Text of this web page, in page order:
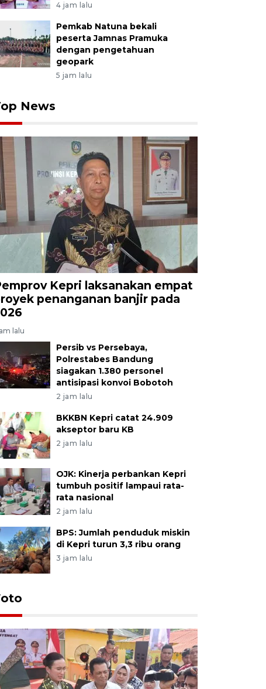
4 jam lalu
Pemkab Natuna bekali
peserta Jamnas Pramuka
dengan pengetahuan
geopark
5 jam lalu
News
Kepri laksanakan empat
penanganan banjir pada
lalu
Persib vs Persebaya,
Polrestabes Bandung
siagakan 1.380 personel
antisipasi konvoi Bobotoh
2 jam lalu
BKKBN Kepri catat 24.909
akseptor baru KB
2 jam lalu
OJK: Kinerja perbankan Kepri
tumbuh positif lampaui rata-
rata nasional
2 jam lalu
BPS: Jumlah penduduk miskin
di Kepri turun 3,3 ribu orang
3 jam lalu